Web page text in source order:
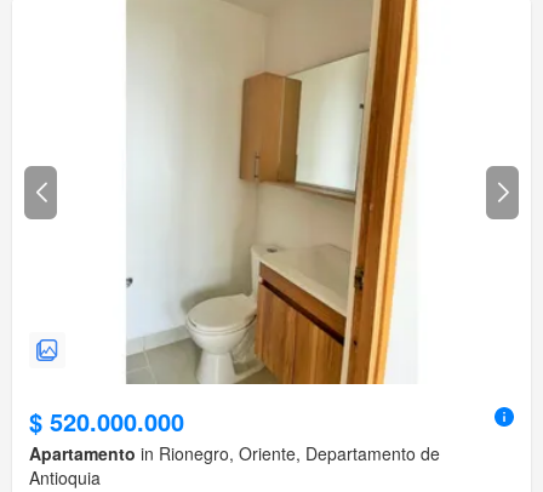
$ 520.000.000
Apartamento in Rionegro, Oriente, Departamento de
Antioquia